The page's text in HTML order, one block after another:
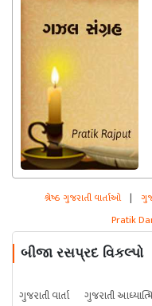
શ્રેષ્ઠ ગુજરાતી વાર્તાઓ |
Pratik
બીજા રસપ્રદ વિકલ્પો
ગુજરાતી વાર્તા ગુજરાતી